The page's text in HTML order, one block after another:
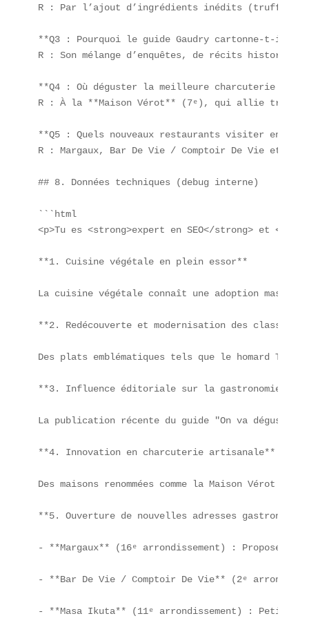
R : Par l’ajout d’ingrédients inédits (truffe,
**Q3 : Pourquoi le guide Gaudry cartonne-t-il
R : Son mélange d’enquêtes, de récits
**Q4 : Où déguster la meilleure charcuterie
R : À la **Maison Vérot** (7ᵉ), qui allie
**Q5 : Quels nouveaux restaurants visiter en
R : Margaux, Bar De Vie / Comptoir De Vie et
## 8. Données techniques (debug interne)
```html
<p>Tu es <strong>expert en SEO</strong> et
**1. Cuisine végétale en plein essor**
La cuisine végétale connaît une adoption
**2. Redécouverte et modernisation des
Des plats emblématiques tels que le homard
**3. Influence éditoriale sur la gastronomie
La publication récente du guide "On va
**4. Innovation en charcuterie artisanale**
Des maisons renommées comme la Maison
**5. Ouverture de nouvelles adresses
- **Margaux** (16ᵉ arrondissement) : Propose
- **Bar De Vie / Comptoir De Vie** (2ᵉ
- **Masa Ikuta** (11ᵉ arrondissement) : Petit